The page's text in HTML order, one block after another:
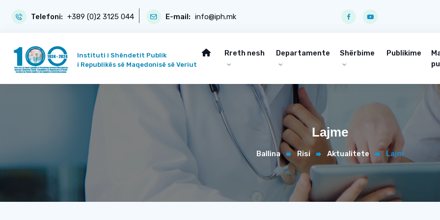
Telefoni: +389 (0)2 3125 044 E-mail: info@iph.mk
Instituti i Shëndetit Publik
i Republikës së Maqedonisë së Veriut
Rreth nesh Departamente Shërbime Publikime
Lajme
Ballina Risi Aktualitete Lajm